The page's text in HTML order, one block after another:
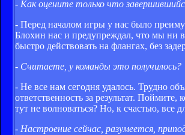
- Как оцените только что
- Перед началом игры у нас было
Блохин нас и предупреждал, что мы ни
быстро действовать на флангах, без
- Считаете, у команды это получилось?
- Не все нам сегодня удалось. Трудно
ответственность за результат.
тут не волноваться? Но, к счастью, все
- Настроение сейчас, разумеется,